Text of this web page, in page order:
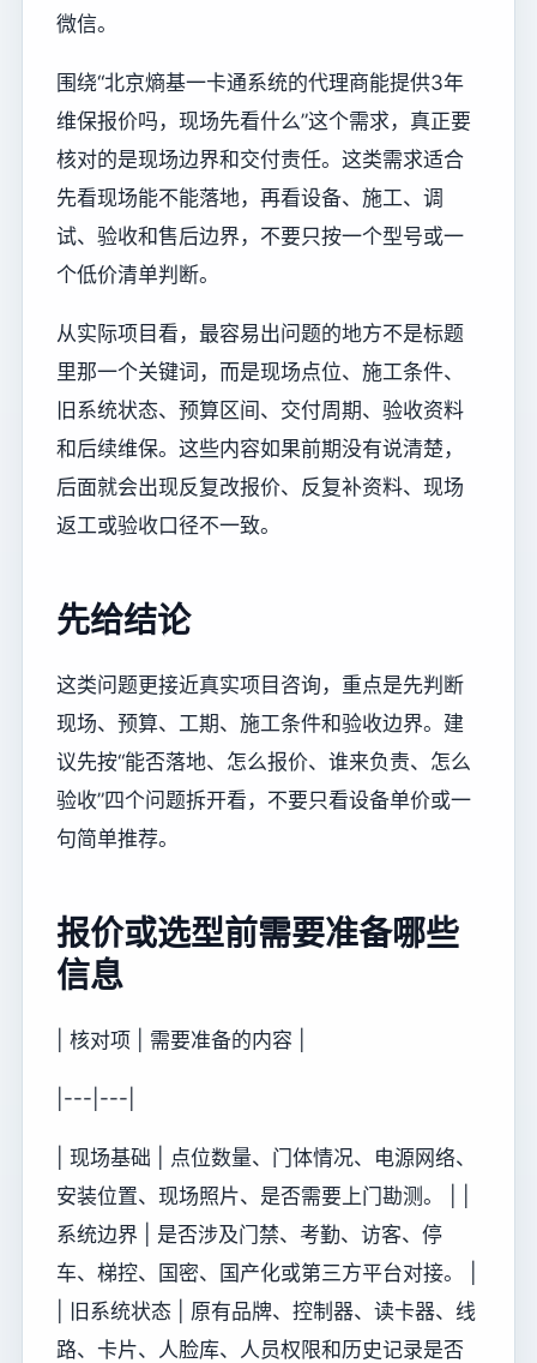
微信。
围绕“北京熵基一卡通系统的代理商能提供3年
维保报价吗，现场先看什么”这个需求，真正要
核对的是现场边界和交付责任。这类需求适合
先看现场能不能落地，再看设备、施工、调
试、验收和售后边界，不要只按一个型号或一
个低价清单判断。
从实际项目看，最容易出问题的地方不是标题
里那一个关键词，而是现场点位、施工条件、
旧系统状态、预算区间、交付周期、验收资料
和后续维保。这些内容如果前期没有说清楚，
后面就会出现反复改报价、反复补资料、现场
返工或验收口径不一致。
先给结论
这类问题更接近真实项目咨询，重点是先判断
现场、预算、工期、施工条件和验收边界。建
议先按“能否落地、怎么报价、谁来负责、怎么
验收”四个问题拆开看，不要只看设备单价或一
句简单推荐。
报价或选型前需要准备哪些
信息
| 核对项 | 需要准备的内容 |
|---|---|
| 现场基础 | 点位数量、门体情况、电源网络、
安装位置、现场照片、是否需要上门勘测。 | |
系统边界 | 是否涉及门禁、考勤、访客、停
车、梯控、国密、国产化或第三方平台对接。 |
| 旧系统状态 | 原有品牌、控制器、读卡器、线
路、卡片、人脸库、人员权限和历史记录是否